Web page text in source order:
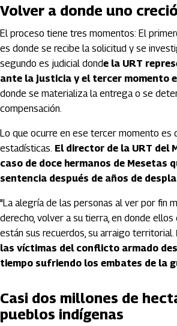
Volver a donde uno creció
El proceso tiene tres momentos: El
es donde se recibe la solicitud y se
segundo es judicial donde la URT
ante la justicia y el tercer momento
donde se materializa la entrega o se
compensación.
Lo que ocurre en ese tercer momento es
estadísticas. El director de la URT del
caso de doce hermanos de Mesetas
sentencia después de años de
"La alegría de las personas al ver por fin
derecho, volver a su tierra, en donde ellos
están sus recuerdos, su arraigo territorial.
las víctimas del conflicto armado
tiempo sufriendo los embates de la
Casi dos millones de
pueblos indígenas